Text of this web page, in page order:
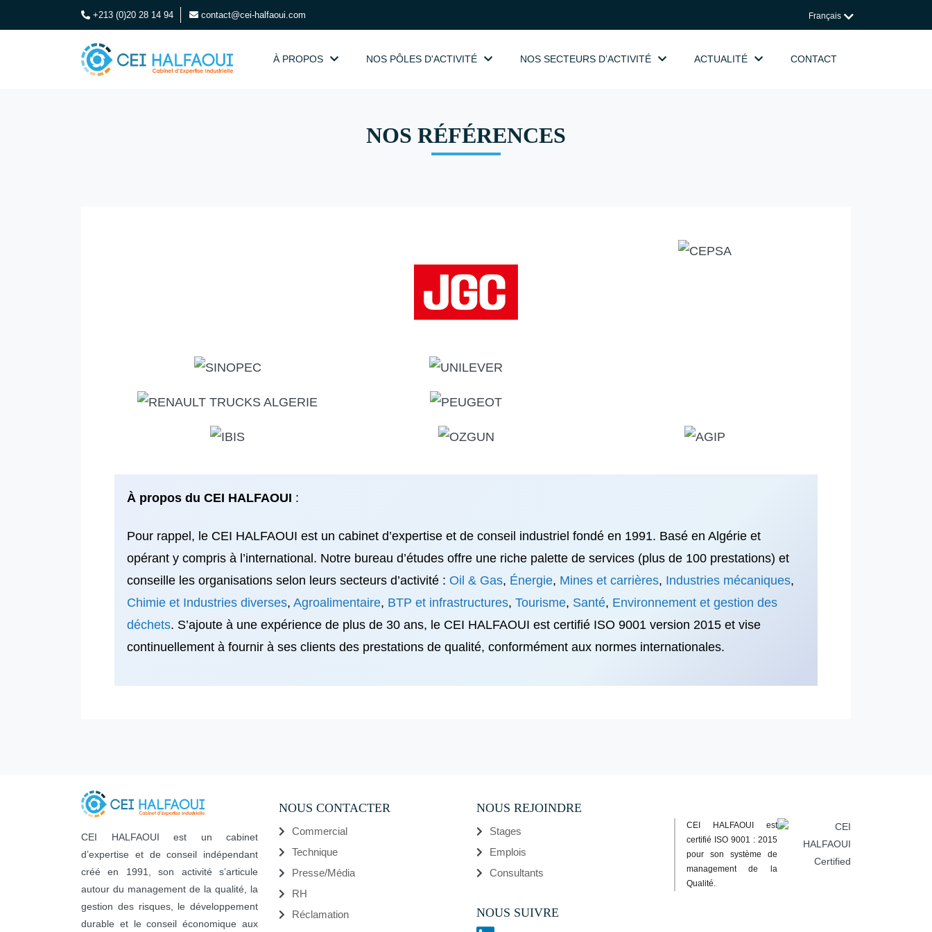
+213 (0)20 28 14 94 contact@cei-halfaoui.com Français
À PROPOS NOS PÔLES D'ACTIVITÉ NOS SECTEURS D’ACTIVITÉ ACTUALITÉ CONTACT
NOS RÉFÉRENCES
À propos du CEI HALFAOUI :
Pour rappel, le CEI HALFAOUI est un cabinet d’expertise et de conseil industriel fondé en 1991. Basé en Algérie et
opérant y compris à l’international. Notre bureau d’études offre une riche palette de services (plus de 100 prestations) et
conseille les organisations selon leurs secteurs d’activité : Oil & Gas, Énergie, Mines et carrières, Industries mécaniques,
Chimie et Industries diverses, Agroalimentaire, BTP et infrastructures, Tourisme, Santé, Environnement et gestion des
déchets. S’ajoute à une expérience de plus de 30 ans, le CEI HALFAOUI est certifié ISO 9001 version 2015 et vise
continuellement à fournir à ses clients des prestations de qualité, conformément aux normes internationales.
CEI HALFAOUI est un cabinet
d’expertise et de conseil indépendant
créé en 1991, son activité s’articule
autour du management de la qualité, la
gestion des risques, le développement
durable et le conseil économique aux
NOUS CONTACTER
Commercial
Technique
Presse/Média
RH
Réclamation
NOUS REJOINDRE
Stages
Emplois
Consultants
NOUS SUIVRE
CEI HALFAOUI est
certifié ISO 9001 : 2015
pour son système de
management de la
Qualité.